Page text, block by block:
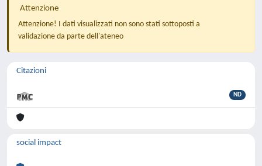
Attenzione
Attenzione! I dati visualizzati non sono stati sottoposti a
validazione da parte dell'ateneo
Citazioni
ND
social impact